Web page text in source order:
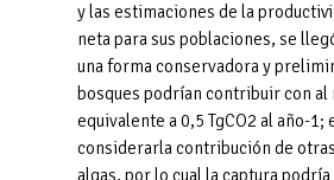
y las estimaciones de la
neta para sus poblaciones, se
una forma conservadora y
bosques podrían contribuir con al
equivalente a 0,5 TgCO2 al año-1;
considerarla contribución de
algas, por lo cual la captura